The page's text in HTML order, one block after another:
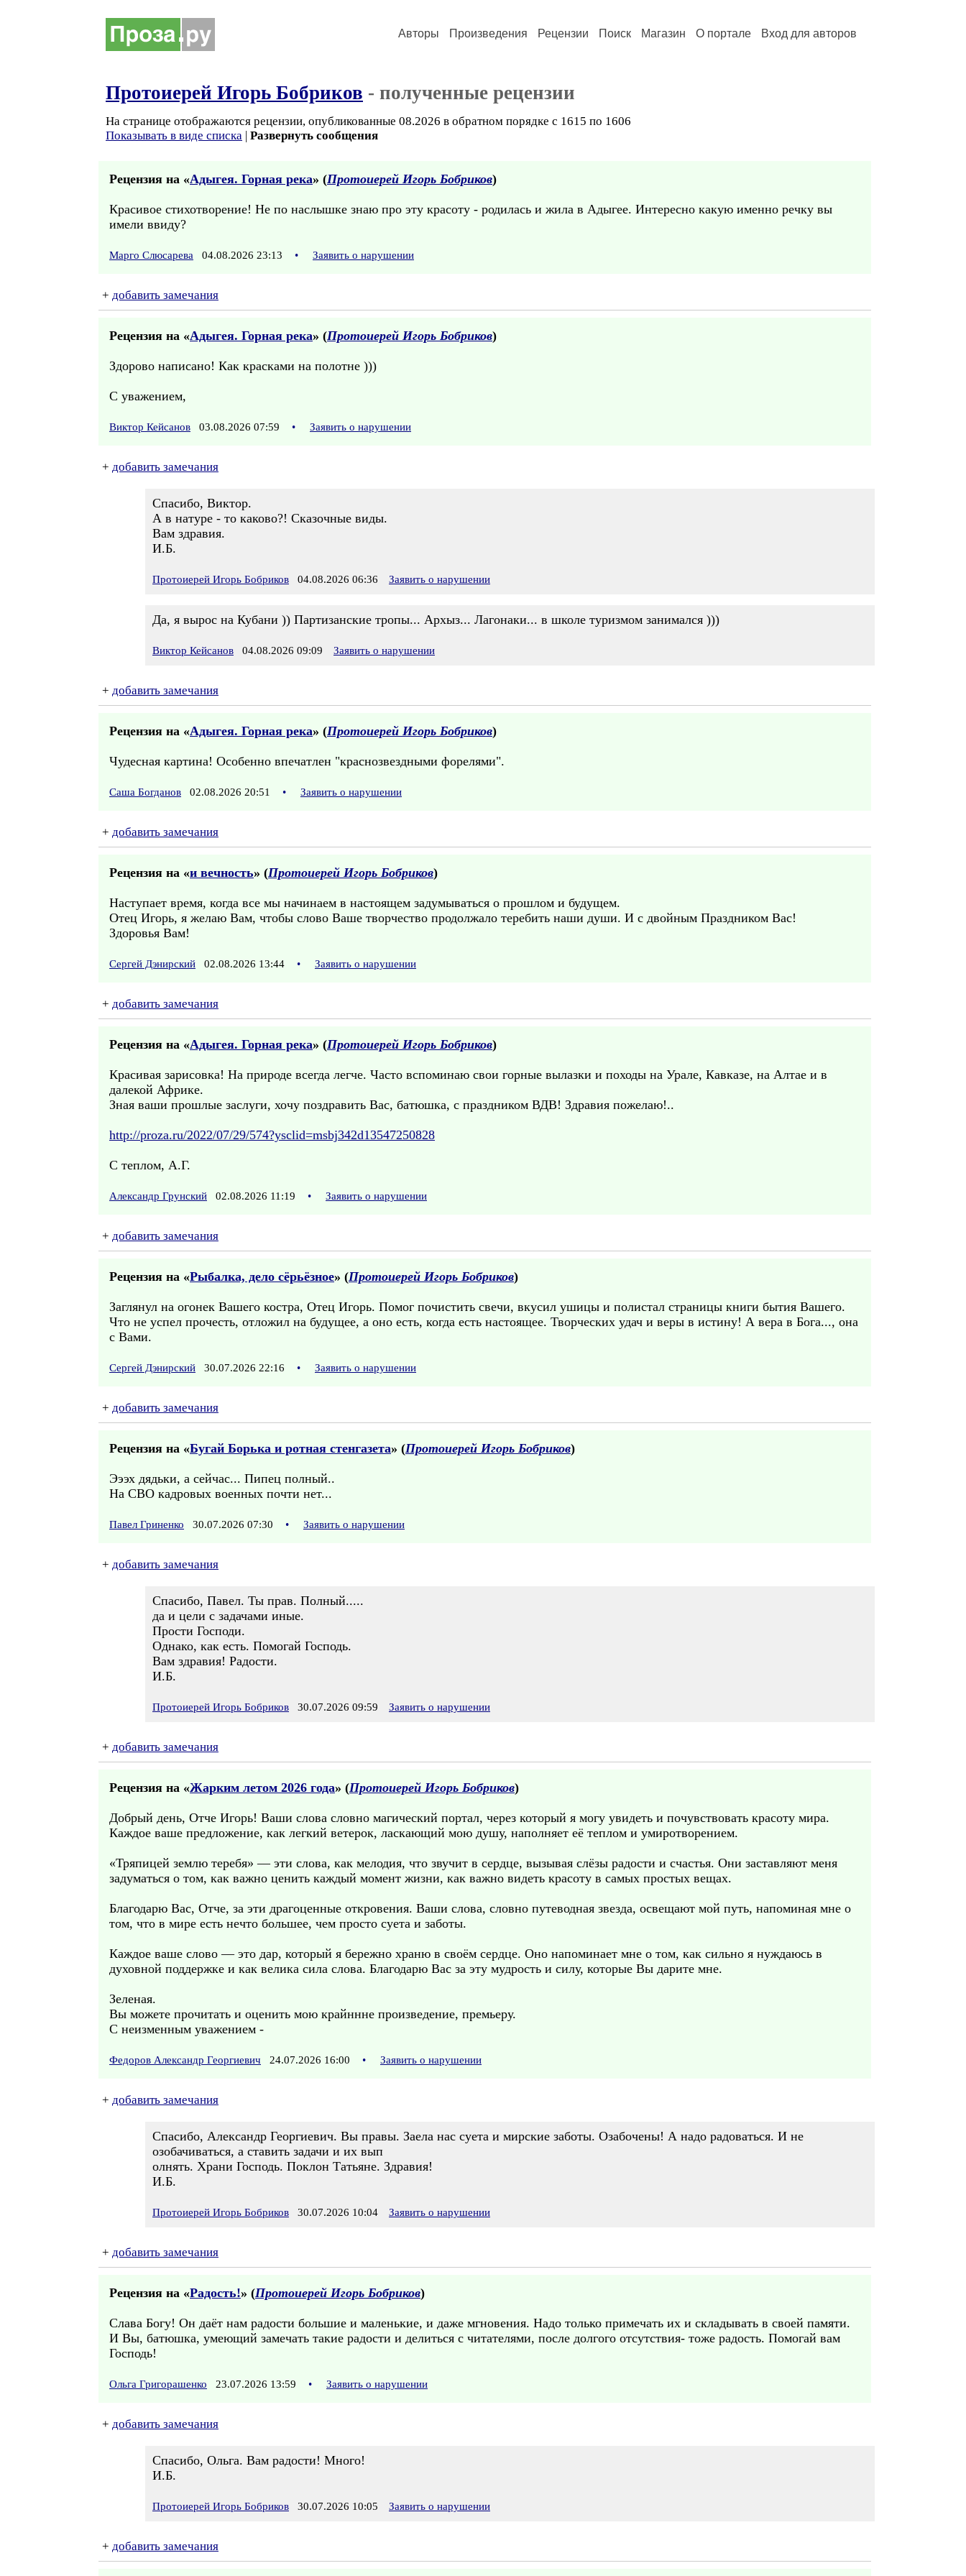
Авторы Произведения Рецензии Поиск Магазин О портале Вход для авторов
Протоиерей Игорь Бобриков - полученные рецензии
На странице отображаются рецензии, опубликованные 08.2026 в обратном порядке с 1615 по 1606
Показывать в виде списка | Развернуть сообщения
Рецензия на «Адыгея. Горная река» (Протоиерей Игорь Бобриков)
Красивое стихотворение! Не по наслышке знаю про эту красоту - родилась и жила в Адыгее. Интересно какую именно речку вы
имели ввиду?
Марго Слюсарева 04.08.2026 23:13 • Заявить о нарушении
+ добавить замечания
Рецензия на «Адыгея. Горная река» (Протоиерей Игорь Бобриков)
Здорово написано! Как красками на полотне )))
С уважением,
Виктор Кейсанов 03.08.2026 07:59 • Заявить о нарушении
+ добавить замечания
Спасибо, Виктор.
А в натуре - то каково?! Сказочные виды.
Вам здравия.
И.Б.
Протоиерей Игорь Бобриков 04.08.2026 06:36 Заявить о нарушении
Да, я вырос на Кубани )) Партизанские тропы... Архыз... Лагонаки... в школе туризмом занимался )))
Виктор Кейсанов 04.08.2026 09:09 Заявить о нарушении
+ добавить замечания
Рецензия на «Адыгея. Горная река» (Протоиерей Игорь Бобриков)
Чудесная картина! Особенно впечатлен "краснозвездными форелями".
Саша Богданов 02.08.2026 20:51 • Заявить о нарушении
+ добавить замечания
Рецензия на «и вечность» (Протоиерей Игорь Бобриков)
Наступает время, когда все мы начинаем в настоящем задумываться о прошлом и будущем.
Отец Игорь, я желаю Вам, чтобы слово Ваше творчество продолжало теребить наши души. И с двойным Праздником Вас!
Здоровья Вам!
Сергей Дэнирский 02.08.2026 13:44 • Заявить о нарушении
+ добавить замечания
Рецензия на «Адыгея. Горная река» (Протоиерей Игорь Бобриков)
Красивая зарисовка! На природе всегда легче. Часто вспоминаю свои горные вылазки и походы на Урале, Кавказе, на Алтае и в
далекой Африке.
Зная ваши прошлые заслуги, хочу поздравить Вас, батюшка, с праздником ВДВ! Здравия пожелаю!..
http://proza.ru/2022/07/29/574?ysclid=msbj342d13547250828
С теплом, А.Г.
Александр Грунский 02.08.2026 11:19 • Заявить о нарушении
+ добавить замечания
Рецензия на «Рыбалка, дело сёрьёзное» (Протоиерей Игорь Бобриков)
Заглянул на огонек Вашего костра, Отец Игорь. Помог почистить свечи, вкусил ушицы и полистал страницы книги бытия Вашего.
Что не успел прочесть, отложил на будущее, а оно есть, когда есть настоящее. Творческих удач и веры в истину! А вера в Бога..., она
с Вами.
Сергей Дэнирский 30.07.2026 22:16 • Заявить о нарушении
+ добавить замечания
Рецензия на «Бугай Борька и ротная стенгазета» (Протоиерей Игорь Бобриков)
Эээх дядьки, а сейчас... Пипец полный..
На СВО кадровых военных почти нет...
Павел Гриненко 30.07.2026 07:30 • Заявить о нарушении
+ добавить замечания
Спасибо, Павел. Ты прав. Полный.....
да и цели с задачами иные.
Прости Господи.
Однако, как есть. Помогай Господь.
Вам здравия! Радости.
И.Б.
Протоиерей Игорь Бобриков 30.07.2026 09:59 Заявить о нарушении
+ добавить замечания
Рецензия на «Жарким летом 2026 года» (Протоиерей Игорь Бобриков)
Добрый день, Отче Игорь! Ваши слова словно магический портал, через который я могу увидеть и почувствовать красоту мира.
Каждое ваше предложение, как легкий ветерок, ласкающий мою душу, наполняет её теплом и умиротворением.
«Тряпицей землю теребя» — эти слова, как мелодия, что звучит в сердце, вызывая слёзы радости и счастья. Они заставляют меня
задуматься о том, как важно ценить каждый момент жизни, как важно видеть красоту в самых простых вещах.
Благодарю Вас, Отче, за эти драгоценные откровения. Ваши слова, словно путеводная звезда, освещают мой путь, напоминая мне о
том, что в мире есть нечто большее, чем просто суета и заботы.
Каждое ваше слово — это дар, который я бережно храню в своём сердце. Оно напоминает мне о том, как сильно я нуждаюсь в
духовной поддержке и как велика сила слова. Благодарю Вас за эту мудрость и силу, которые Вы дарите мне.
Зеленая.
Вы можете прочитать и оценить мою крайннне произведение, премьеру.
С неизменным уважением -
Федоров Александр Георгиевич 24.07.2026 16:00 • Заявить о нарушении
+ добавить замечания
Спасибо, Александр Георгиевич. Вы правы. Заела нас суета и мирские заботы. Озабочены! А надо радоваться. И не
озобачиваться, а ставить задачи и их вып
олнять. Храни Господь. Поклон Татьяне. Здравия!
И.Б.
Протоиерей Игорь Бобриков 30.07.2026 10:04 Заявить о нарушении
+ добавить замечания
Рецензия на «Радость!» (Протоиерей Игорь Бобриков)
Слава Богу! Он даёт нам радости большие и маленькие, и даже мгновения. Надо только примечать их и складывать в своей памяти.
И Вы, батюшка, умеющий замечать такие радости и делиться с читателями, после долгого отсутствия- тоже радость. Помогай вам
Господь!
Ольга Григорашенко 23.07.2026 13:59 • Заявить о нарушении
+ добавить замечания
Спасибо, Ольга. Вам радости! Много!
И.Б.
Протоиерей Игорь Бобриков 30.07.2026 10:05 Заявить о нарушении
+ добавить замечания